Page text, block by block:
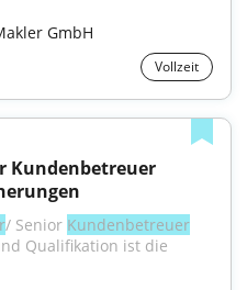
GmbH
Vollzeit
Kundenbetreuer
/ Senior Kundenbetreuer
Qualifikation ist die